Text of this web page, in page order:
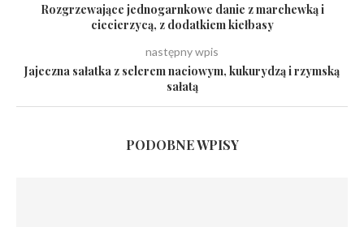
Rozgrzewające jednogarnkowe danie z marchewką i
ciecierzycą, z dodatkiem kiełbasy
następny wpis
Jajeczna sałatka z selerem naciowym, kukurydzą i rzymską
sałatą
PODOBNE WPISY